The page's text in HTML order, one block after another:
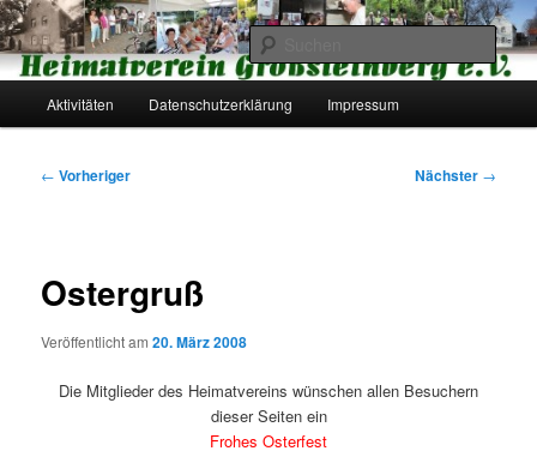
Zum
primären
Inhalt
springenHeimatverein Großsteinberg e.V.
Aktivitäten Datenschutzerklärung Impressum
Beitragsnavigation
← Vorheriger Nächster →
Ostergruß
Veröffentlicht am20. März 2008
Die Mitglieder des Heimatvereins wünschen allen Besuchern
dieser Seiten ein
Frohes Osterfest